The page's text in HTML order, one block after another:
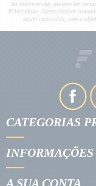
Ao inscrever-me, declaro ter
Privacidade. Aceito receber
sejam registadas, com o
CATEGORIAS
A SUA CONTA